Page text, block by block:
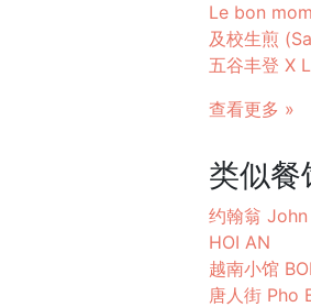
Le bon
及校生煎
五谷丰登 X
查看更多 »
类似餐
约翰翁
HOI AN
越南小馆
唐人街 Pho